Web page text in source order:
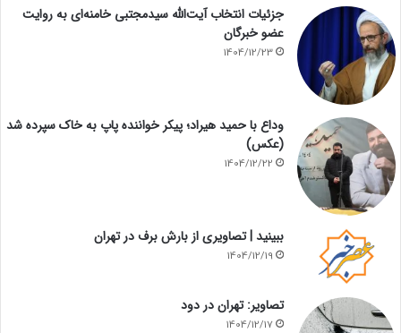
جزئیات انتخاب آیت‌الله سیدمجتبی خامنه‌ای به روایت
عضو خبرگان
1404/12/23
وداع با حمید هیراد؛ پیکر خواننده پاپ به خاک سپرده شد
(عکس)
1404/12/22
ببینید | تصاویری از بارش برف در تهران
1404/12/19
تصاویر: تهران در دود
1404/12/17